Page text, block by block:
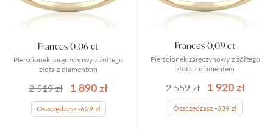
Pierścionek zaręczynowy z żółtego
złota z diamentem
Frances 0,06 ct
2 519 zł 1 890 zł
Oszczędzasz -629 zł
Pierścionek zaręczynowy z żółtego
złota z diamentem
Frances 0,09 ct
2 559 zł 1 920 zł
Oszczędzasz -639 zł